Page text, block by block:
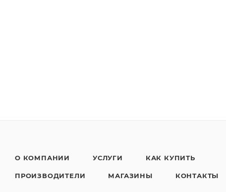
О КОМПАНИИ УСЛУГИ КАК КУПИТЬ
ПРОИЗВОДИТЕЛИ МАГАЗИНЫ КОНТАКТЫ